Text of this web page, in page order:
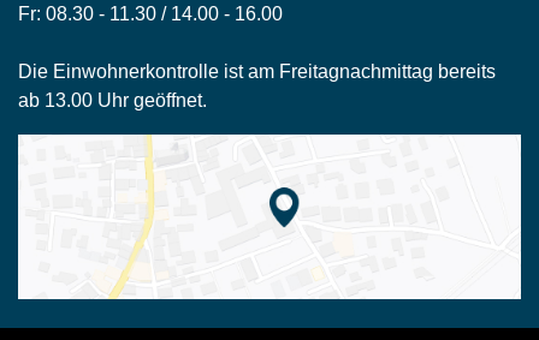
Fr: 08.30 - 11.30 / 14.00 - 16.00
Die Einwohnerkontrolle ist am Freitagnachmittag bereits
ab 13.00 Uhr geöffnet.